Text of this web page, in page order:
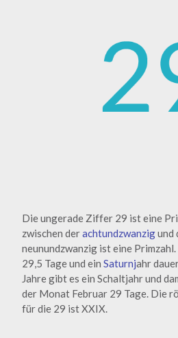
Die ungerade Ziffer 29 ist eine
zwischen derachtundzwanzigund
neunundzwanzig ist eine
29,5 Tage und ein Saturnjahr
Jahre gibt es ein Schaltjahr und
der Monat Februar 29 Tage. Die
für die 29 ist XXIX.